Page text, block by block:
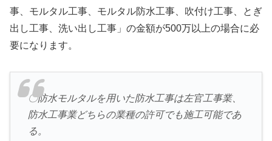
事、モルタル工事、モルタル防水工事、吹付け工事、とぎ
出し工事、洗い出し工事」の金額が500万以上の場合に必
要になります。
〇防水モルタルを用いた防水工事は左官工事業、
防水工事業どちらの業種の許可でも施工可能であ
る。